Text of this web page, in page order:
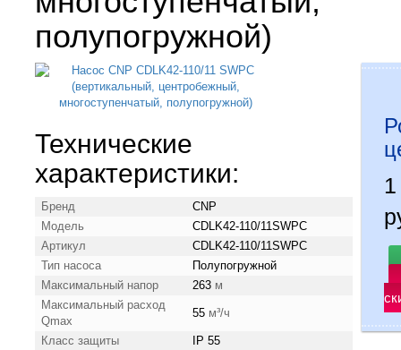
полупогружной)
Технические
характеристики:
Бренд
CNP
Модель
CDLK42-110/11SWPC
Артикул
CDLK42-110/11SWPC
Тип насоса
Полупогружной
Максимальный напор
263 м
Максимальный расход
Qmax
55 м³/ч
Класс защиты
IP 55